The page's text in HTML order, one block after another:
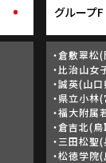
グループF
・倉敷翠松
・比治山女
・誠英(山口
・県立小林
・福大附属
・倉吉北(
・三田松聖
・松徳学院